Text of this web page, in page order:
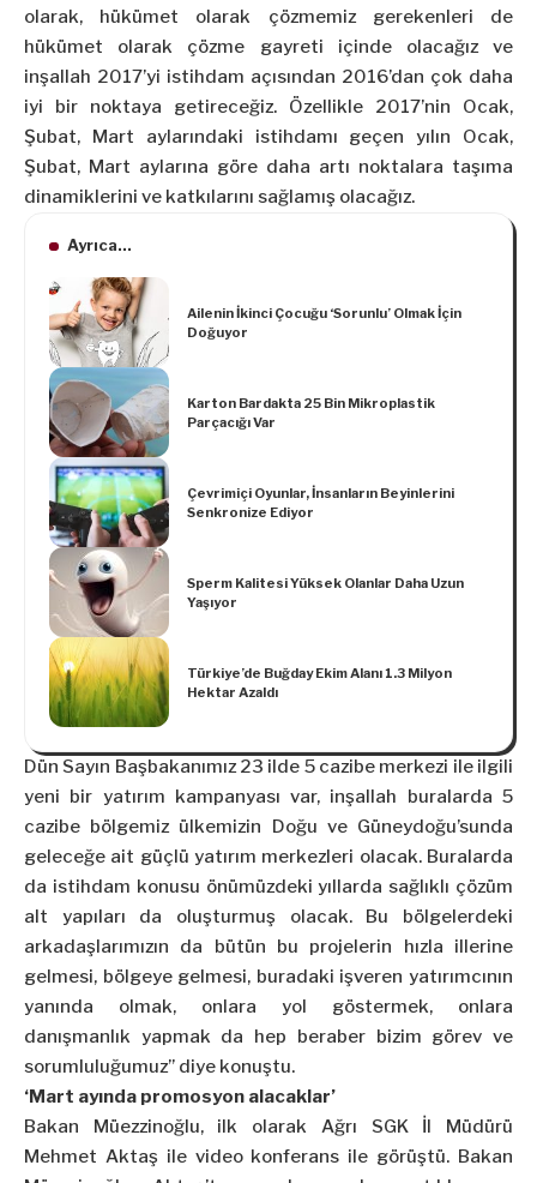
olarak, hükümet olarak çözmemiz gerekenleri de
hükümet olarak çözme gayreti içinde olacağız ve
inşallah 2017’yi istihdam açısından 2016’dan çok daha
iyi bir noktaya getireceğiz. Özellikle 2017’nin Ocak,
Şubat, Mart aylarındaki istihdamı geçen yılın Ocak,
Şubat, Mart aylarına göre daha artı noktalara taşıma
dinamiklerini ve katkılarını sağlamış olacağız.
Ayrıca...
Ailenin İkinci Çocuğu ‘Sorunlu’ Olmak İçin
Doğuyor
Karton Bardakta 25 Bin Mikroplastik
Parçacığı Var
Çevrimiçi Oyunlar, İnsanların Beyinlerini
Senkronize Ediyor
Sperm Kalitesi Yüksek Olanlar Daha Uzun
Yaşıyor
Türkiye’de Buğday Ekim Alanı 1.3 Milyon
Hektar Azaldı
Dün Sayın Başbakanımız 23 ilde 5 cazibe merkezi ile ilgili
yeni bir yatırım kampanyası var, inşallah buralarda 5
cazibe bölgemiz ülkemizin Doğu ve Güneydoğu’sunda
geleceğe ait güçlü yatırım merkezleri olacak. Buralarda
da istihdam konusu önümüzdeki yıllarda sağlıklı çözüm
alt yapıları da oluşturmuş olacak. Bu bölgelerdeki
arkadaşlarımızın da bütün bu projelerin hızla illerine
gelmesi, bölgeye gelmesi, buradaki işveren yatırımcının
yanında olmak, onlara yol göstermek, onlara
danışmanlık yapmak da hep beraber bizim görev ve
sorumluluğumuz” diye konuştu.
‘Mart ayında promosyon alacaklar’
Bakan Müezzinoğlu, ilk olarak Ağrı SGK İl Müdürü
Mehmet Aktaş ile video konferans ile görüştü. Bakan